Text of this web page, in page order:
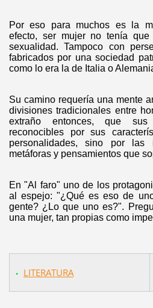
Por eso para muchos es la
efecto, ser mujer no tenía
sexualidad. Tampoco con
fabricados por una sociedad
como lo era la de Italia o
Su camino requería una mente
divisiones tradicionales entre
extraño entonces, que
reconocibles por sus
personalidades, sino por las
metáforas y pensamientos que
En "Al faro" uno de los
al espejo: "¿Qué es eso de
gente? ¿Lo que uno es?".
una mujer, tan propias como
LITERATURA